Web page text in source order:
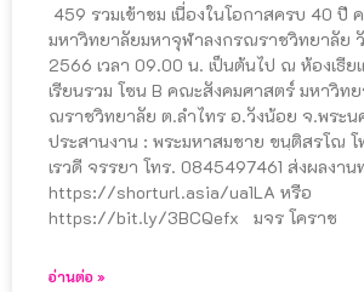
459 รวมเข้าชม เนื่องในโอกาสครบ 40 ปี
มหาวิทยาลัยมหาจุฬาลงกรณราชวิทยาลัย
2566 เวลา 09.00 น. เป็นต้นไป ณ ห้องเธีย
เรียนรวม โซน B คณะสังคมศาสตร์ มหาวิท
ณราชวิทยาลัย ต.ลำไทร อ.วังน้อย จ.พระน
ประสานงาน : พระมหาสมชาย ขนฺติสรโณ โ
เรวดี จรรยา โทร.​ 0845497461 ส่ง​ผลงา
https://shorturl.asia/ua1LA หรือ
https://bit.ly/3BCQefx มจร โคราช
อ่านต่อ »